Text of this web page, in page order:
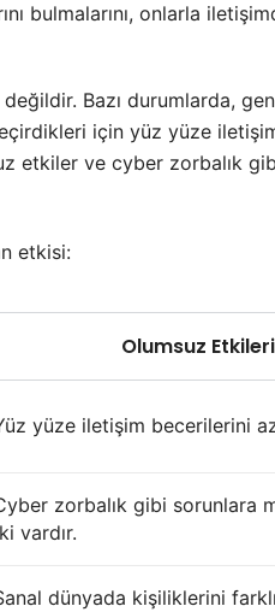
bulmalarını, onlarla
Bazı durumlarda,
için yüz yüze
etkiler ve cyber zorbalık
etkisi:
Olumsuz Etkileri
yüze iletişim becerilerini
zorbalık gibi sorunlara
vardır.
dünyada kişiliklerini